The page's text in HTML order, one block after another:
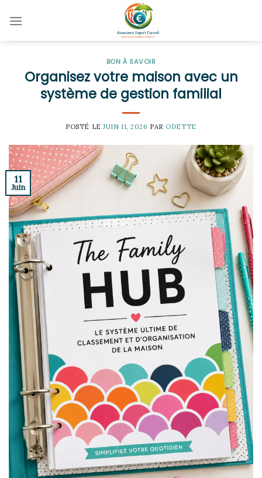
BON À SAVOIR
Organisez votre maison avec un
système de gestion familial
POSTÉ LEJUIN 11, 2026 PAR ODETTE
11
Juin